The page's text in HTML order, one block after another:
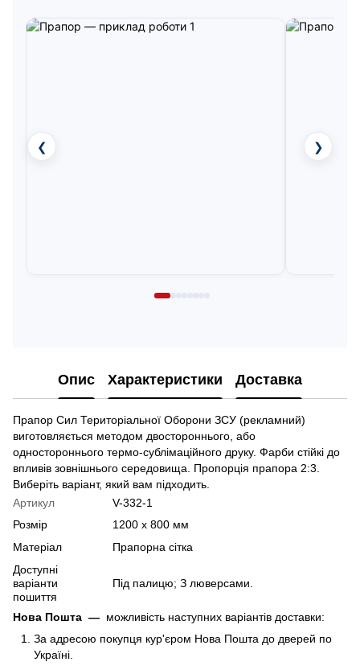
❮ ❯
Опис Характеристики Доставка
Прапор Сил Територіальної Оборони ЗСУ (рекламний)
виготовляється методом двостороннього, або
одностороннього термо-сублімаційного друку. Фарби стійкі до
впливів зовнішнього середовища. Пропорція прапора 2:3.
Виберіть варіант, який вам підходить.
Артикул
V-332-1
Розмір
1200 х 800 мм
Матеріал
Прапорна сітка
Доступні
варіанти
пошиття
Під палицю; З люверсами.
Нова Пошта — можливість наступних варіантів доставки:
За адресою покупця кур'єром Нова Пошта до дверей по
Україні.